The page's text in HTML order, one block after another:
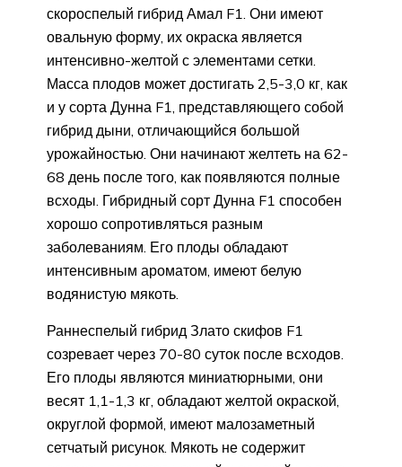
скороспелый гибрид Амал F1. Они имеют
овальную форму, их окраска является
интенсивно-желтой с элементами сетки.
Масса плодов может достигать 2,5-3,0 кг, как
и у сорта Дунна F1, представляющего собой
гибрид дыни, отличающийся большой
урожайностью. Они начинают желтеть на 62-
68 день после того, как появляются полные
всходы. Гибридный сорт Дунна F1 способен
хорошо сопротивляться разным
заболеваниям. Его плоды обладают
интенсивным ароматом, имеют белую
водянистую мякоть.
Раннеспелый гибрид Злато скифов F1
созревает через 70-80 суток после всходов.
Его плоды являются миниатюрными, они
весят 1,1-1,3 кг, обладают желтой окраской,
округлой формой, имеют малозаметный
сетчатый рисунок. Мякоть не содержит